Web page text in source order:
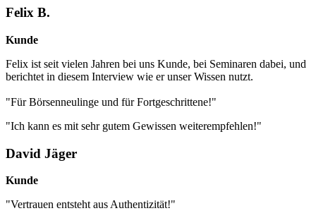
Felix B.
Kunde
Felix ist seit vielen Jahren bei uns Kunde, bei Seminaren dabei, und
berichtet in diesem Interview wie er unser Wissen nutzt.
"Für Börsenneulinge und für Fortgeschrittene!"
"Ich kann es mit sehr gutem Gewissen weiterempfehlen!"
David Jäger
Kunde
"Vertrauen entsteht aus Authentizität!"